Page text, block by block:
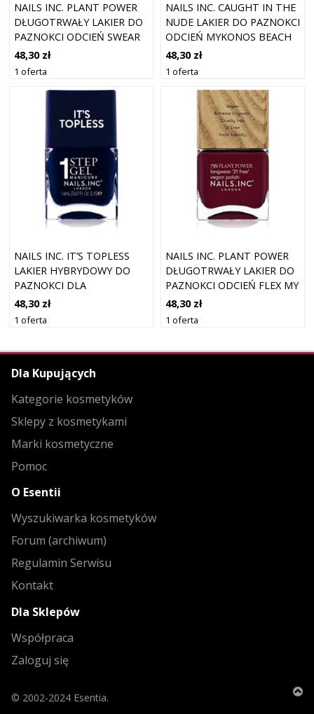
NAILS INC. PLANT POWER
DŁUGOTRWAŁY LAKIER DO
PAZNOKCI ODCIEŃ SWEAR
BY SALUTATION 14 ML
48,30 zł
1 oferta
NAILS INC. CAUGHT IN THE
NUDE LAKIER DO PAZNOKCI
ODCIEŃ MYKONOS BEACH
14 ML
48,30 zł
1 oferta
NAILS INC. IT’S TOPLESS
LAKIER HYBRYDOWY DO
PAZNOKCI DLA
DŁUGOTRWAŁEGO EFEKTU
ODCIEŃ WHITNEY 14 ML
48,30 zł
1 oferta
NAILS INC. PLANT POWER
DŁUGOTRWAŁY LAKIER DO
PAZNOKCI ODCIEŃ FLEX MY
COMPLEX 14 ML
48,30 zł
1 oferta
Dla Kupujących
Kategorie kosmetyków
Sklepy z kosmetykami
Marki kosmetyczne
Pomoc
O Esentii
Wyszukiwarka kosmetyków
Forum (archiwum)
Regulamin Serwisu
Kontakt
Dla Sklepów
Współpraca
Zaloguj się
© 2002-2024 Esentia.